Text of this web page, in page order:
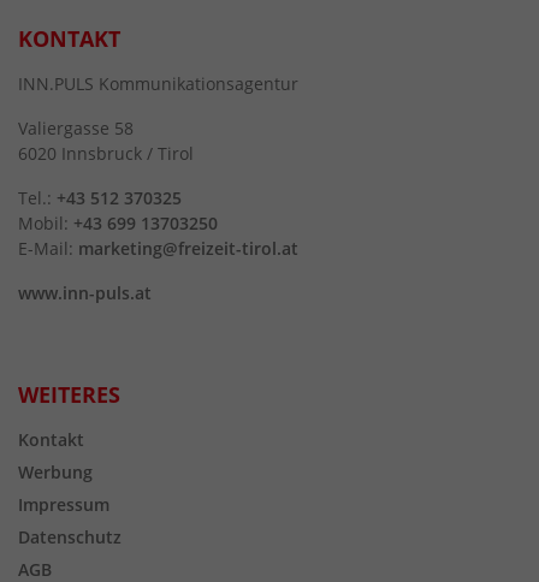
KONTAKT
INN.PULS Kommunikationsagentur
Valiergasse 58
6020 Innsbruck / Tirol
Tel.: +43 512 370325
Mobil: +43 699 13703250
E-Mail: marketing@freizeit-tirol.at
www.inn-puls.at
WEITERES
Kontakt
Werbung
Impressum
Datenschutz
AGB